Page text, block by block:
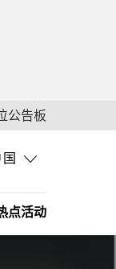
公告板
点活动